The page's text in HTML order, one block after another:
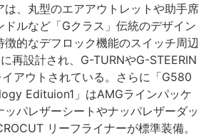
は、丸型のエアアウトレットや助手席
ドルなど「Gクラス」伝統のデザイン
徴的なデフロック機能のスイッチ周辺
再設計され、G-TURNやG-STEERIN
アウトされている。さらに「G580
Edituion1」はAMGラインパッケ
ッパレザーシートやナッパレザーダッ
リーフライナーが標準装備。